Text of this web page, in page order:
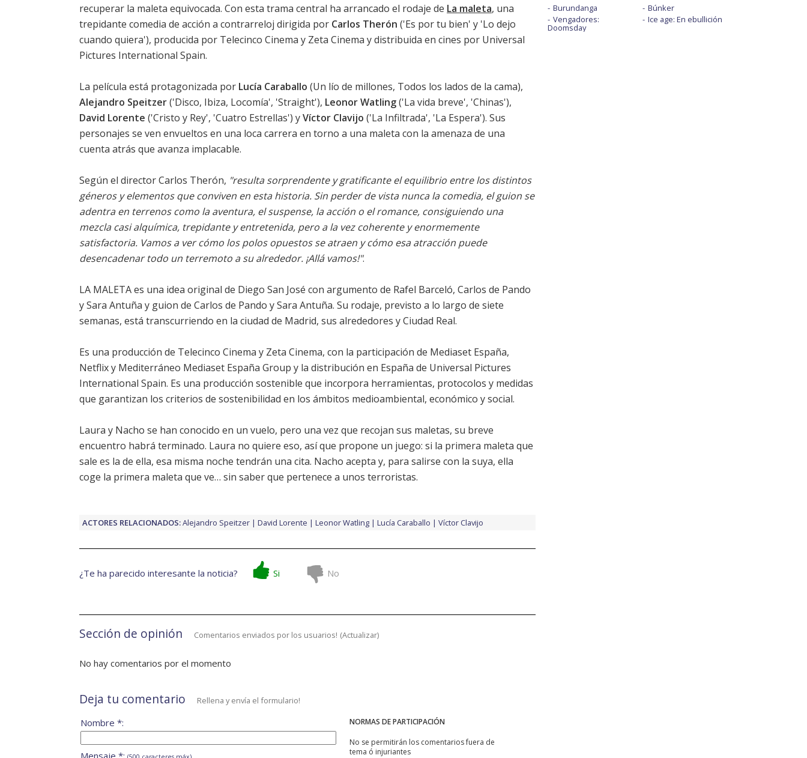
recuperar la maleta equivocada. Con esta trama central ha arrancado el rodaje de La maleta, una
trepidante comedia de acción a contrarreloj dirigida por Carlos Therón ('Es por tu bien' y 'Lo dejo
cuando quiera'), producida por Telecinco Cinema y Zeta Cinema y distribuida en cines por Universal
Pictures International Spain.
La película está protagonizada por Lucía Caraballo (Un lío de millones, Todos los lados de la cama),
Alejandro Speitzer('Disco, Ibiza, Locomía', 'Straight'), Leonor Watling('La vida breve', 'Chinas'),
David Lorente ('Cristo y Rey', 'Cuatro Estrellas') yVíctor Clavijo ('La Infiltrada', 'La Espera'). Sus
personajes se ven envueltos en una loca carrera en torno a una maleta con la amenaza de una
cuenta atrás que avanza implacable.
Según el director Carlos Therón, "resulta sorprendente y gratificante el equilibrio entre los distintos
géneros y elementos que conviven en esta historia. Sin perder de vista nunca la comedia, el guion se
adentra en terrenos como la aventura, el suspense, la acción o el romance, consiguiendo una
mezcla casi alquímica, trepidante y entretenida, pero a la vez coherente y enormemente
satisfactoria. Vamos a ver cómo los polos opuestos se atraen y cómo esa atracción puede
desencadenar todo un terremoto a su alrededor. ¡Allá vamos!".
LA MALETA es una idea original de Diego San José con argumento de Rafel Barceló, Carlos de Pando
y Sara Antuña y guion de Carlos de Pando y Sara Antuña. Su rodaje, previsto a lo largo de siete
semanas, está transcurriendo en la ciudad de Madrid, sus alrededores y Ciudad Real.
Es una producción de Telecinco Cinema y Zeta Cinema, con la participación de Mediaset España,
Netflix y Mediterráneo Mediaset España Group y la distribución en España de Universal Pictures
International Spain. Es una producción sostenible que incorpora herramientas, protocolos y medidas
que garantizan los criterios de sostenibilidad en los ámbitos medioambiental, económico y social.
Laura y Nacho se han conocido en un vuelo, pero una vez que recojan sus maletas, su breve
encuentro habrá terminado. Laura no quiere eso, así que propone un juego: si la primera maleta que
sale es la de ella, esa misma noche tendrán una cita. Nacho acepta y, para salirse con la suya, ella
coge la primera maleta que ve… sin saber que pertenece a unos terroristas.
ACTORES RELACIONADOS:Alejandro Speitzer David Lorente Leonor Watling Lucía Caraballo Víctor Clavijo
¿Te ha parecido interesante la noticia? Si No
Sección de opinión Comentarios enviados por los usuarios! (Actualizar)
No hay comentarios por el momento
Deja tu comentario Rellena y envía el formulario!
NORMAS DE PARTICIPACIÓN
No se permitirán los comentarios fuera de
tema ó injuriantes
Nombre *:
Mensaje *:
Burundanga
Vengadores:
Doomsday
Búnker
Ice age: En ebullición